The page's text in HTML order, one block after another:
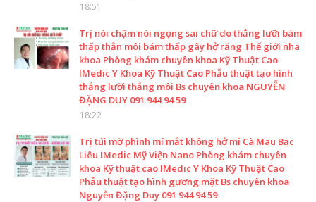
18:51
Trị nói chậm nói ngọng sai chữ do thắng lưỡi bám
thấp thằn môi bám thấp gây hở răng Thế giới nha
khoa Phòng khám chuyên khoa Kỹ Thuật Cao
IMedic Y Khoa Kỹ Thuật Cao Phẫu thuật tạo hình
thắng lưỡi thắng môi Bs chuyên khoa NGUYỄN
ĐẶNG DUY 091 944 94 59
18:22
Trị túi mỡ phình mí mắt không hở mi Cà Mau Bạc
Liêu IMedic Mỹ Viện Nano Phòng khám chuyên
khoa Kỹ thuật cao IMedic Y Khoa Kỹ Thuật Cao
Phẫu thuật tạo hình gương mặt Bs chuyên khoa
Nguyễn Đặng Duy 091 944 94 59